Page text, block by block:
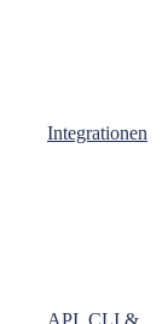
Integrationen
API, CLI &